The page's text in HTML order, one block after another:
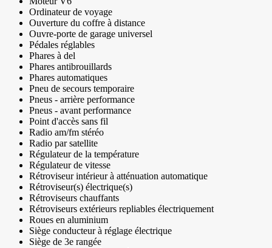
Ordinateur de voyage
Ouverture du coffre à distance
Ouvre-porte de garage universel
Pédales réglables
Phares à del
Phares antibrouillards
Phares automatiques
Pneu de secours temporaire
Pneus - arrière performance
Pneus - avant performance
Point d'accès sans fil
Radio am/fm stéréo
Radio par satellite
Régulateur de la température
Régulateur de vitesse
Rétroviseur intérieur à atténuation automatique
Rétroviseur(s) électrique(s)
Rétroviseurs chauffants
Rétroviseurs extérieurs repliables électriquement
Roues en aluminium
Siège conducteur à réglage électrique
Siège de 3e rangée